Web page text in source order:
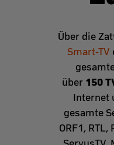
Über die
Smart-TV
über 150
Internet
gesamte
ORF1, RTL,